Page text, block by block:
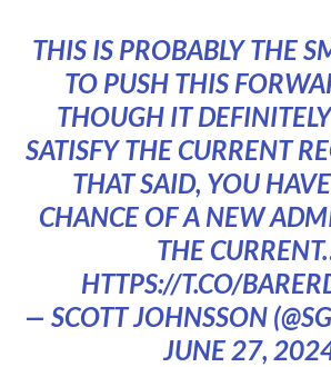
THIS IS PROBABLY THE
TO PUSH THIS
THOUGH IT
SATISFY THE CURRENT
THAT SAID, YOU
CHANCE OF A NEW
THE
HTTPS://T.CO/
— SCOTT JOHNSSON
JUNE 27,